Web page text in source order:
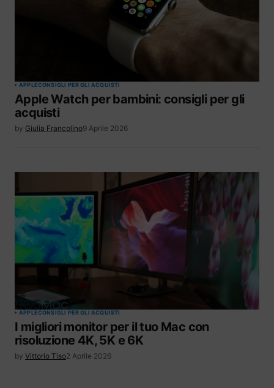
APPLECONSIGLI PER GLI ACQUISTI
Apple Watch per bambini: consigli per gli
acquisti
by Giulia Francolino9 Aprile 2026
APPLECONSIGLI PER GLI ACQUISTI
I migliori monitor per il tuo Mac con
risoluzione 4K, 5K e 6K
by Vittorio Tiso2 Aprile 2026